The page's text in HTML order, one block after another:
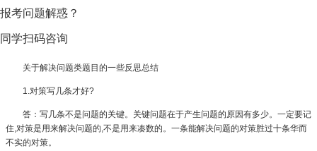
报考问题解惑？
同学扫码咨询
关于解决问题类题目的一些反思总结
1.对策写几条才好?
答：写几条不是问题的关键。关键问题在于产生问题的原因有多少。一定要记
住,对策是用来解决问题的,不是用来凑数的。一条能解决问题的对策胜过十条华而
不实的对策。